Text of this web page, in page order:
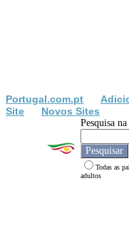
Portugal.com.pt
Site
Novos Sites
Pesquisa
Todas as
adultos